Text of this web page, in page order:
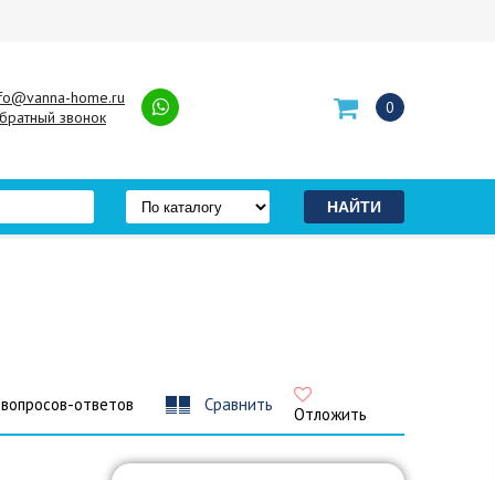
home.ru
звонок
0
ответов Сравнить Отложить